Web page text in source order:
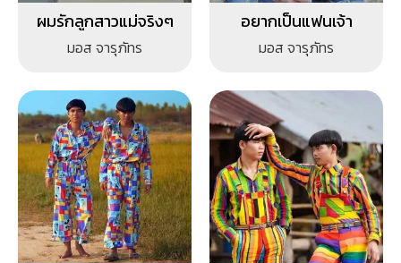
ผมรักลูกสาวแม่จริงๆ
มอส จารุภัทร
อยากเป็นแฟนเจ้า
มอส จารุภัทร